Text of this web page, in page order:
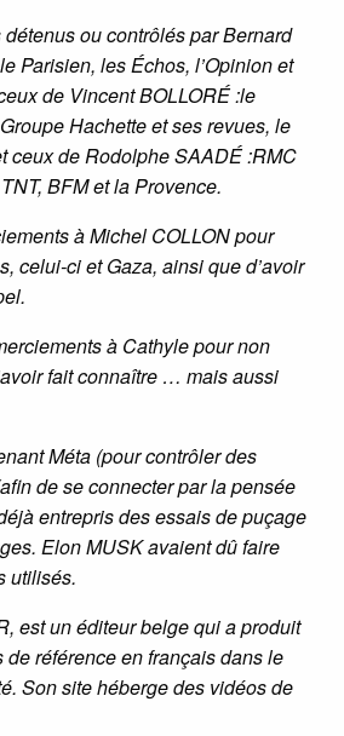
ou contrôlés par Bernard
Parisien, les Échos, l’Opinion et
de Vincent BOLLORÉ :le
Hachette et ses revues, le
ceux de Rodolphe SAADÉ :RMC
BFM et la Provence.
à Michel COLLON pour
celui-ci et Gaza, ainsi que d’avoir
à Cathyle pour non
fait connaître … mais aussi
Méta (pour contrôler des
de se connecter par la pensée
entrepris des essais de puçage
Elon MUSK avaient dû faire
utilisés.
est un éditeur belge qui a produit
de référence en français dans le
Son site héberge des vidéos de